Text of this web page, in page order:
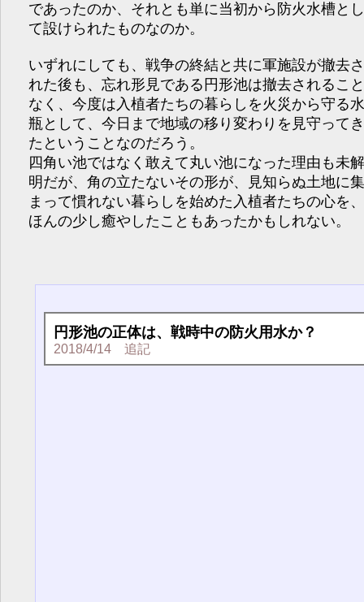
であったのか、それとも単に当初から防火水槽と
て設けられたものなのか。
いずれにしても、戦争の終結と共に軍施設が撤去
れた後も、忘れ形見である円形池は撤去されるこ
なく、今度は入植者たちの暮らしを火災から守る
瓶として、今日まで地域の移り変わりを見守って
たということなのだろう。
四角い池ではなく敢えて丸い池になった理由も未
明だが、角の立たないその形が、見知らぬ土地に
まって慣れない暮らしを始めた入植者たちの心を
ほんの少し癒やしたこともあったかもしれない。
円形池の正体は、戦時中の防火用水か？
2018/4/14 追記